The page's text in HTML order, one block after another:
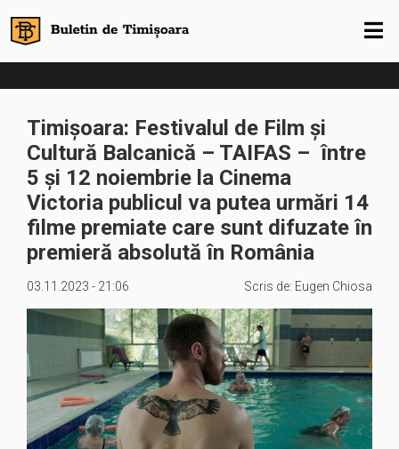
Timișoara: Festivalul de Film şi
Cultură Balcanică – TAIFAS – între
5 și 12 noiembrie la Cinema
Victoria publicul va putea urmări 14
filme premiate care sunt difuzate în
premieră absolută în România
03.11.2023 - 21:06 Scris de: Eugen Chiosa